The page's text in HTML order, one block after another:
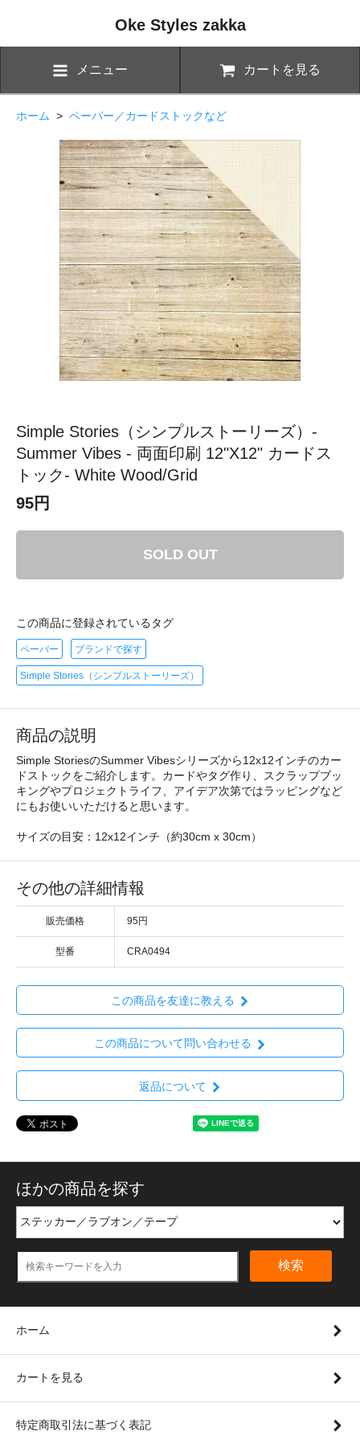
Oke Styles zakka
メニュー カートを見る
ホーム > ペーパー／カードストックなど
Simple Stories（シンプルストーリーズ）-
Summer Vibes - 両面印刷 12"X12" カードス
トック- White Wood/Grid
95円
SOLD OUT
この商品に登録されているタグ
ペーパー ブランドで探す
Simple Stories（シンプルストーリーズ）
商品の説明
Simple StoriesのSummer Vibesシリーズから12x12インチのカー
ドストックをご紹介します。カードやタグ作り、スクラップブッ
キングやプロジェクトライフ、アイデア次第ではラッピングなど
にもお使いいただけると思います。
サイズの目安：12x12インチ（約30cm x 30cm）
その他の詳細情報
販売価格 95円
型番 CRA0494
この商品を友達に教える
この商品について問い合わせる
返品について
ほかの商品を探す
検索
ホーム
カートを見る
特定商取引法に基づく表記